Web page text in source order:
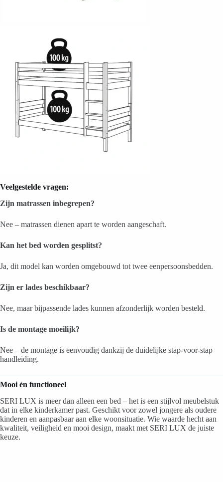
Veelgestelde vragen:
Zijn matrassen inbegrepen?
Nee – matrassen dienen apart te worden aangeschaft.
Kan het bed worden gesplitst?
Ja, dit model kan worden omgebouwd tot twee eenpersoonsbedden.
Zijn er lades beschikbaar?
Nee, maar bijpassende lades kunnen afzonderlijk worden besteld.
Is de montage moeilijk?
Nee – de montage is eenvoudig dankzij de duidelijke stap-voor-stap
handleiding.
Mooi én functioneel
SERI LUX is meer dan alleen een bed – het is een stijlvol meubelstuk
dat in elke kinderkamer past. Geschikt voor zowel jongere als oudere
kinderen en aanpasbaar aan elke woonsituatie. Wie waarde hecht aan
kwaliteit, veiligheid en mooi design, maakt met SERI LUX de juiste
keuze.